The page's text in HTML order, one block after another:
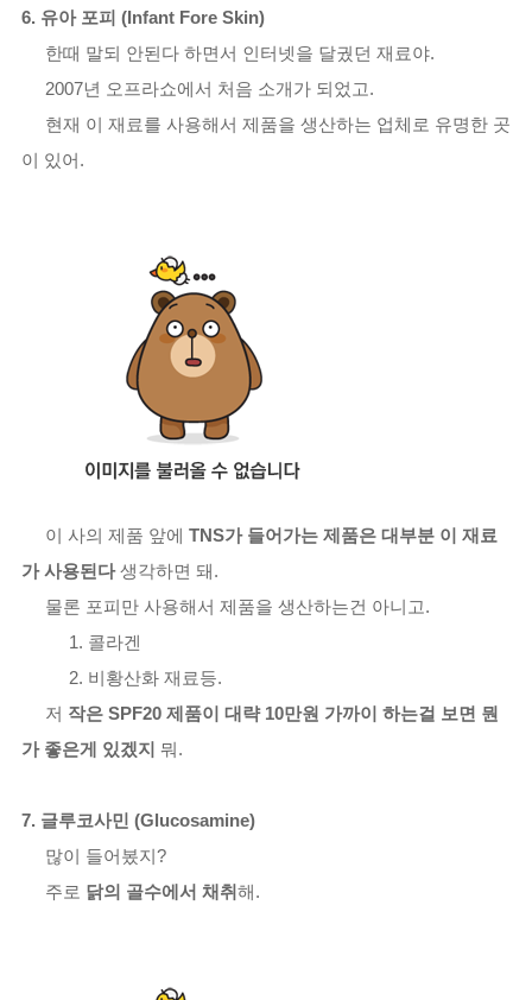
6. 유아 포피 (Infant Fore Skin)
한때 말되 안된다 하면서 인터넷을 달궜던 재료야.
2007년 오프라쇼에서 처음 소개가 되었고.
현재 이 재료를 사용해서 제품을 생산하는 업체로 유명한 곳
이 있어.
이 사의 제품 앞에 TNS가 들어가는 제품은 대부분 이 재료
가 사용된다생각하면 돼.
물론 포피만 사용해서 제품을 생산하는건 아니고.
1. 콜라겐
2. 비황산화 재료등.
저 작은 SPF20 제품이 대략 10만원 가까이 하는걸 보면 뭔
가 좋은게 있겠지 뭐.
7. 글루코사민 (Glucosamine)
많이 들어봈지?
주로 닭의 골수에서 채취해.